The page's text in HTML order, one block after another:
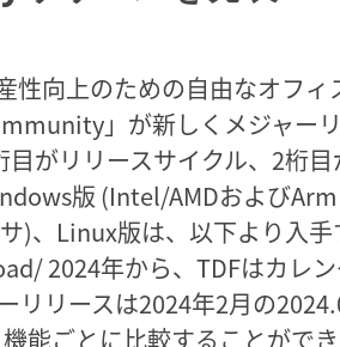
性向上のための自由なオフィ
」が新しくメジャー
がリリースサイクル、2桁目
版 (Intel/AMDおよび
)、Linux版は、以下より入手
2024年から、TDFはカレン
リリースは2024年2月の
能ごとに比較することがで